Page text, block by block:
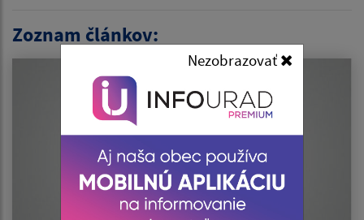
Nezobrazovať
Zoznam článkov: